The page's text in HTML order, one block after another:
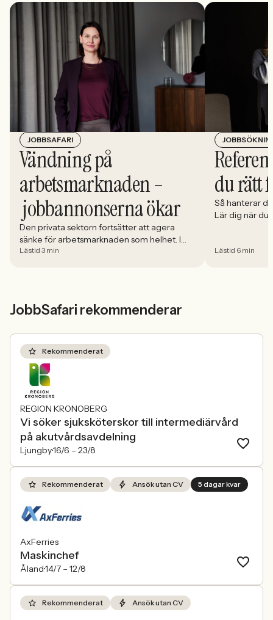
JOBBSAFARI
Vändning på
arbetsmarknaden –
jobbannonserna ökar
Den privata sektorn fortsätter att agera
sänke för arbetsmarknaden som helhet. I
april minskade antalet jobbannonser i
Lästid 3 min
du rätt
Så hanterar
Lär dig när du
Lästid 6 min
JobbSafari rekommenderar
Rekommenderat
REGION KRONOBERG
Vi söker sjuksköterskor till intermediärvård
på akutvårdsavdelning
Ljungby16/6 – 23/8
Rekommenderat Ansök utan CV 5 dagar kvar
AxFerries
Maskinchef
Åland14/7 – 12/8
Rekommenderat Ansök utan CV